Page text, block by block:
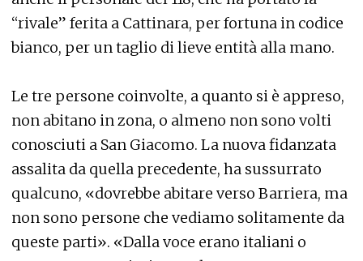
“rivale” ferita a Cattinara, per fortuna in codice
bianco, per un taglio di lieve entità alla mano.
Le tre persone coinvolte, a quanto si è appreso,
non abitano in zona, o almeno non sono volti
conosciuti a San Giacomo. La nuova fidanzata
assalita da quella precedente, ha sussurrato
qualcuno, «dovrebbe abitare verso Barriera, ma
non sono persone che vediamo solitamente da
queste parti». «Dalla voce erano italiani o